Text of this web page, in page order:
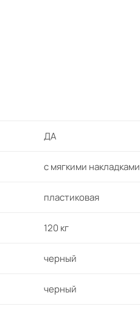
ДА
с мягкими накладками
пластиковая
120 кг
черный
черный